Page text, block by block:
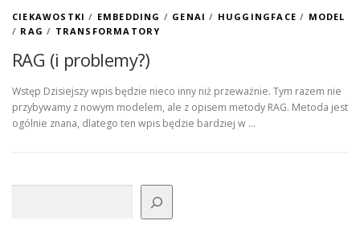
CIEKAWOSTKI / EMBEDDING / GENAI / HUGGINGFACE / MODEL
/ RAG / TRANSFORMATORY
RAG (i problemy?)
Wstęp Dzisiejszy wpis będzie nieco inny niż przeważnie. Tym razem nie
przybywamy z nowym modelem, ale z opisem metody RAG. Metoda jest
ogólnie znana, dlatego ten wpis będzie bardziej w …